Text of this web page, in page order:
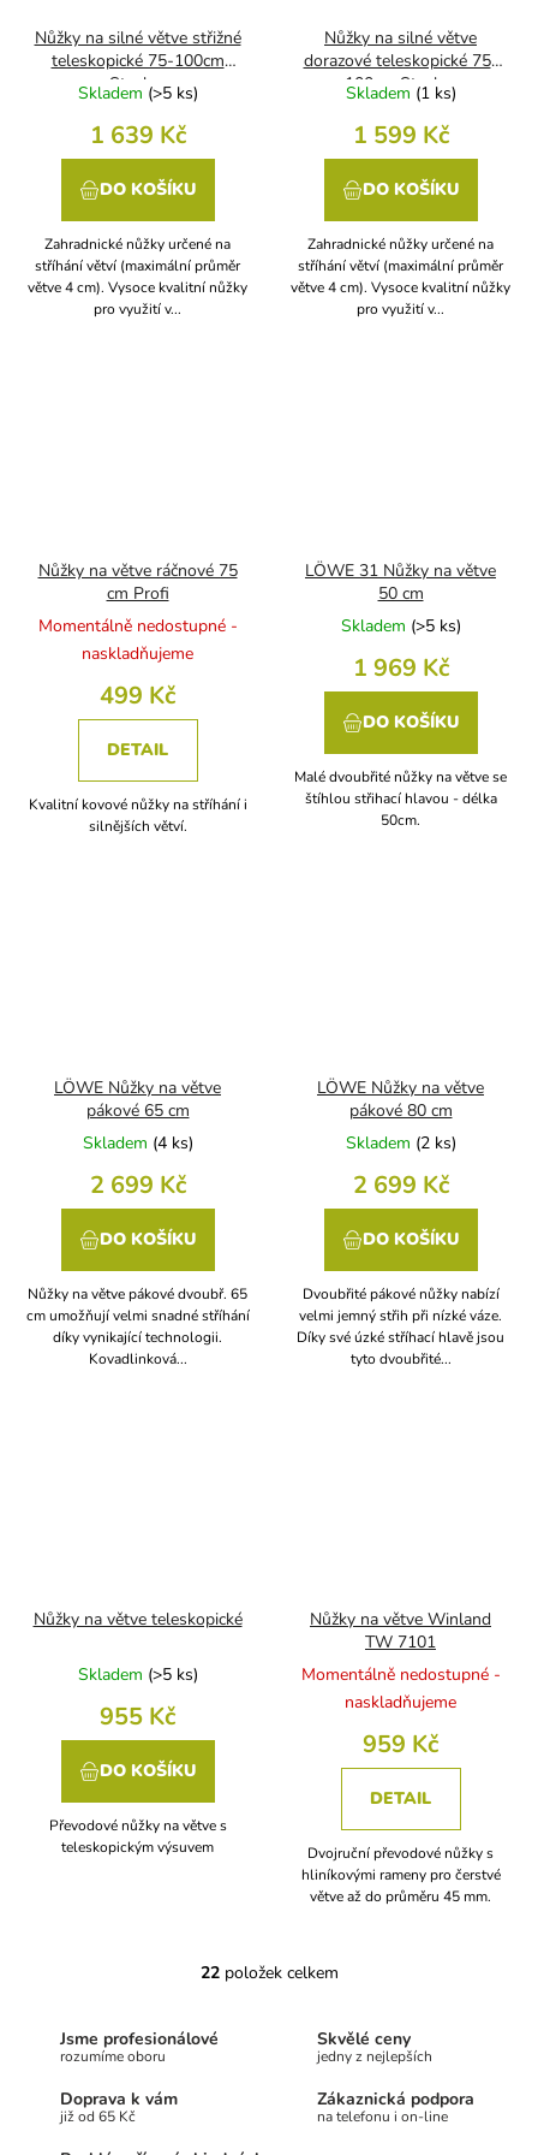
Nůžky na silné větve střižné
teleskopické 75-100cm
Stocker
Skladem (>5 ks)
1 639 Kč
DO KOŠÍKU
Zahradnické nůžky určené na
stříhání větví (maximální průměr
větve 4 cm). Vysoce kvalitní nůžky
pro využití v...
Nůžky na silné větve
dorazové teleskopické 75-
100cm Stocker
Skladem (1 ks)
1 599 Kč
DO KOŠÍKU
Zahradnické nůžky určené na
stříhání větví (maximální průměr
větve 4 cm). Vysoce kvalitní nůžky
pro využití v...
Nůžky na větve ráčnové 75
cm Profi
Momentálně nedostupné -
naskladňujeme
499 Kč
DETAIL
Kvalitní kovové nůžky na stříhání i
silnějších větví.
LÖWE 31 Nůžky na větve
50 cm
Skladem (>5 ks)
1 969 Kč
DO KOŠÍKU
Malé dvoubřité nůžky na větve se
štíhlou střihací hlavou - délka
50cm.
LÖWE Nůžky na větve
pákové 65 cm
Skladem (4 ks)
2 699 Kč
DO KOŠÍKU
Nůžky na větve pákové dvoubř. 65
cm umožňují velmi snadné stříhání
díky vynikající technologii.
Kovadlinková...
LÖWE Nůžky na větve
pákové 80 cm
Skladem (2 ks)
2 699 Kč
DO KOŠÍKU
Dvoubřité pákové nůžky nabízí
velmi jemný střih při nízké váze.
Díky své úzké stříhací hlavě jsou
tyto dvoubřité...
Nůžky na větve teleskopické
Skladem (>5 ks)
955 Kč
DO KOŠÍKU
Převodové nůžky na větve s
teleskopickým výsuvem
Nůžky na větve Winland
TW 7101
Momentálně nedostupné -
naskladňujeme
959 Kč
DETAIL
Dvojruční převodové nůžky s
hliníkovými rameny pro čerstvé
větve až do průměru 45 mm.
O
22položek celkem
Jsme profesionálové
rozumíme oboru
Skvělé ceny
jedny z nejlepších
Doprava k vám
již od 65 Kč
Zákaznická podpora
na telefonu i on-line